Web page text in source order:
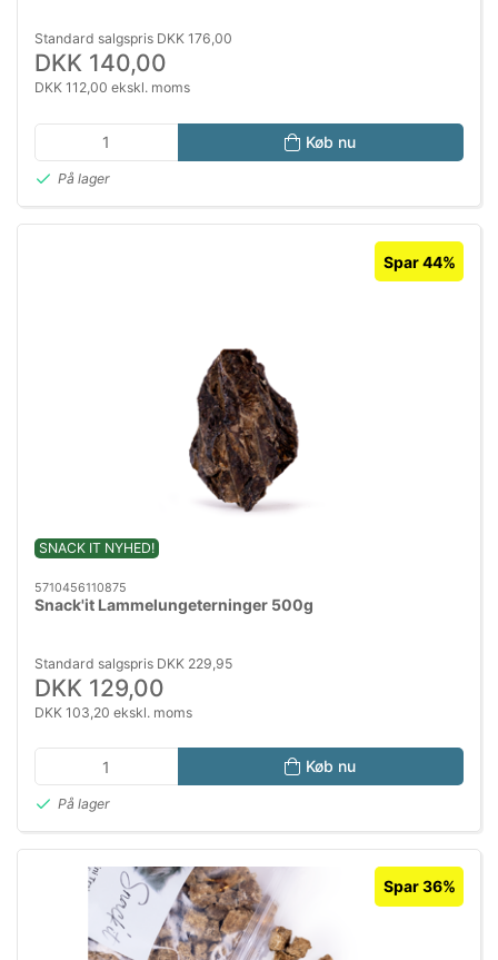
Standard salgspris DKK 176,00
DKK 140,00
DKK 112,00 ekskl. moms
Køb nu
På lager
SNACK IT NYHED!
Spar 44%
5710456110875
Snack'it Lammelungeterninger 500g
Standard salgspris DKK 229,95
DKK 129,00
DKK 103,20 ekskl. moms
Køb nu
På lager
Spar 36%